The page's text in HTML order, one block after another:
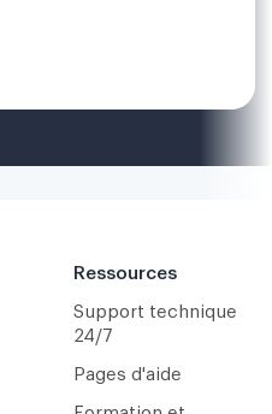
Ressources
Support technique
24/7
Pages d'aide